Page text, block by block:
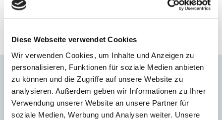
Diese Webseite verwendet Cookies
Wir verwenden Cookies, um Inhalte und Anzeigen zu
personalisieren, Funktionen für soziale Medien anbieten
zu können und die Zugriffe auf unsere Website zu
analysieren. Außerdem geben wir Informationen zu Ihrer
Verwendung unserer Website an unsere Partner für
soziale Medien, Werbung und Analysen weiter. Unsere
Calduran HPE ist für bis zu 10-geschossiger Bauweise
genehmigt und lässt sich hervorragend auch auf
Vorteile
Passstücke werden vorab nach Maß
zugeschnitten.